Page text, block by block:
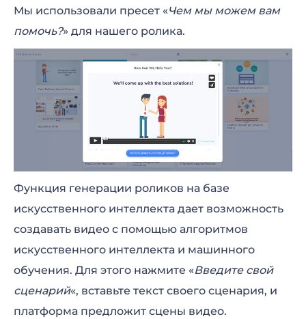
Мы использовали пресет «Чем мы можем вам
помочь?» для нашего ролика.
Функция генерации роликов на базе
искусственного интеллекта дает возможность
создавать видео с помощью алгоритмов
искусственного интеллекта и машинного
обучения. Для этого нажмите «Введите свой
сценарий«, вставьте текст своего сценария, и
платформа предложит сцены видео.